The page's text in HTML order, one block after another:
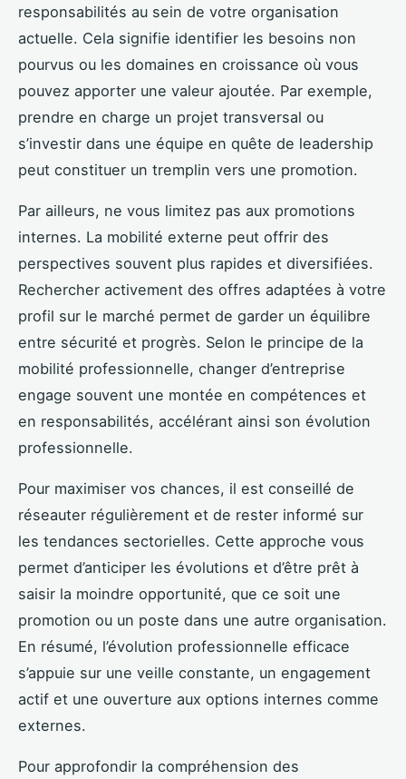
responsabilités au sein de votre organisation
actuelle. Cela signifie identifier les besoins non
pourvus ou les domaines en croissance où vous
pouvez apporter une valeur ajoutée. Par exemple,
prendre en charge un projet transversal ou
s’investir dans une équipe en quête de leadership
peut constituer un tremplin vers une promotion.
Par ailleurs, ne vous limitez pas aux promotions
internes. La mobilité externe peut offrir des
perspectives souvent plus rapides et diversifiées.
Rechercher activement des offres adaptées à votre
profil sur le marché permet de garder un équilibre
entre sécurité et progrès. Selon le principe de la
mobilité professionnelle, changer d’entreprise
engage souvent une montée en compétences et
en responsabilités, accélérant ainsi son évolution
professionnelle.
Pour maximiser vos chances, il est conseillé de
réseauter régulièrement et de rester informé sur
les tendances sectorielles. Cette approche vous
permet d’anticiper les évolutions et d’être prêt à
saisir la moindre opportunité, que ce soit une
promotion ou un poste dans une autre organisation.
En résumé, l’évolution professionnelle efficace
s’appuie sur une veille constante, un engagement
actif et une ouverture aux options internes comme
externes.
Pour approfondir la compréhension des